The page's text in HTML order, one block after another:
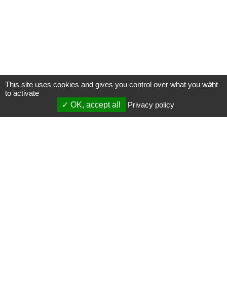
X
This site uses cookies and gives you control over what you want
to activate
OK, accept all
Privacy policy